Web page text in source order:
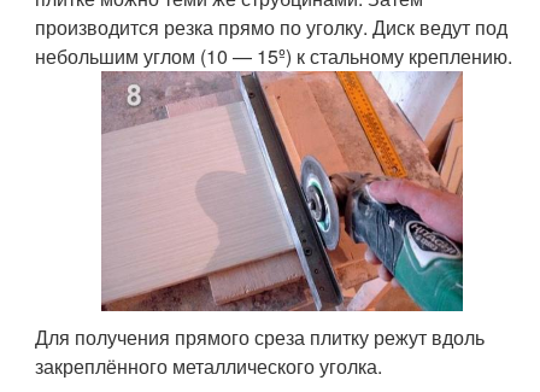
производится резка прямо по уголку. Диск ведут под
небольшим углом (10 — 15º) к стальному креплению.
Для получения прямого среза плитку режут вдоль
закреплённого металлического уголка.